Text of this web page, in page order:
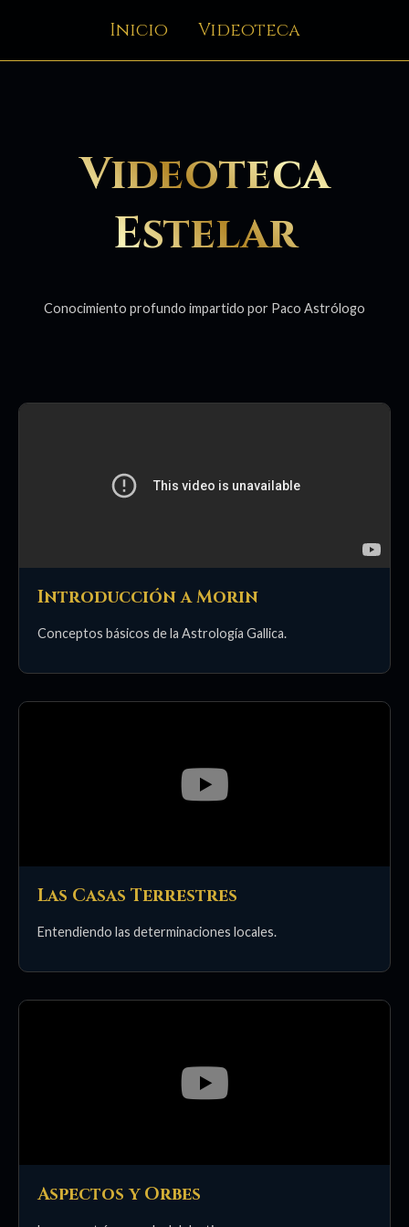
Inicio Videoteca
Videoteca
Estelar
Conocimiento profundo impartido por Paco Astrólogo
Introducción a Morin
Conceptos básicos de la Astrología Gallica.
Las Casas Terrestres
Entendiendo las determinaciones locales.
Aspectos y Orbes